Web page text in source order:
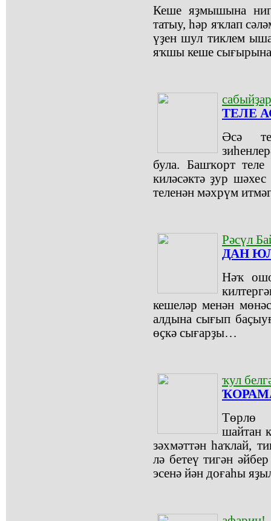
Кеше яҙмышына
татыу, һәр яҡлап
үҙен шул тиклем
яҡшы кеше сығырына
ТЕЛЕ
Әсә
була. Башҡорт
киләсәктә ҙур
теленән мәхрүм
Рәсүл
ДАН
Нәҡ
кешеләр менән
алдына сығып
өҫкә сығарҙы…
ҡул
Төрлө
шайтан
зәхмәттән һаҡлай,
лә бетеү тигән
эсенә йән доғаһы